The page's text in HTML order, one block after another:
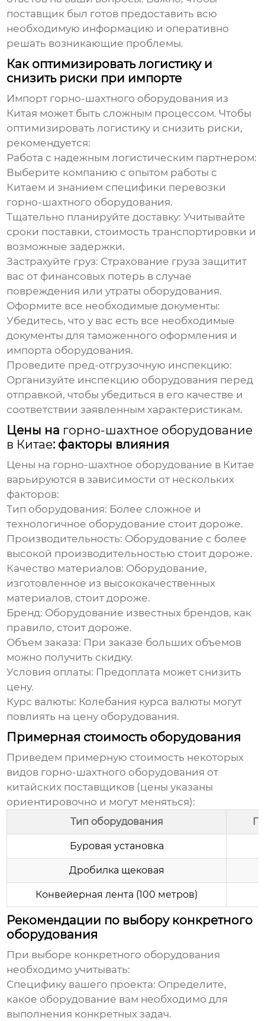
поставщик был готов предоставить всю
необходимую информацию и оперативно
решать возникающие проблемы.
Как оптимизировать логистику и
снизить риски при импорте
Импорт горно-шахтного оборудования из
Китая может быть сложным процессом. Чтобы
оптимизировать логистику и снизить риски,
рекомендуется:
Работа с надежным логистическим партнером:
Выберите компанию с опытом работы с
Китаем и знанием специфики перевозки
горно-шахтного оборудования.
Тщательно планируйте доставку: Учитывайте
сроки поставки, стоимость транспортировки и
возможные задержки.
Застрахуйте груз: Страхование груза защитит
вас от финансовых потерь в случае
повреждения или утраты оборудования.
Оформите все необходимые документы:
Убедитесь, что у вас есть все необходимые
документы для таможенного оформления и
импорта оборудования.
Проведите пред-отгрузочную инспекцию:
Организуйте инспекцию оборудования перед
отправкой, чтобы убедиться в его качестве и
соответствии заявленным характеристикам.
Цены на горно-шахтное оборудование
в Китае: факторы влияния
Цены на горно-шахтное оборудование в Китае
варьируются в зависимости от нескольких
факторов:
Тип оборудования: Более сложное и
технологичное оборудование стоит дороже.
Производительность: Оборудование с более
высокой производительностью стоит дороже.
Качество материалов: Оборудование,
изготовленное из высококачественных
материалов, стоит дороже.
Бренд: Оборудование известных брендов, как
правило, стоит дороже.
Объем заказа: При заказе больших объемов
можно получить скидку.
Условия оплаты: Предоплата может снизить
цену.
Курс валюты: Колебания курса валюты могут
повлиять на цену оборудования.
Примерная стоимость оборудования
Приведем примерную стоимость некоторых
видов горно-шахтного оборудования от
китайских поставщиков (цены указаны
ориентировочно и могут меняться):
Тип оборудования
Буровая установка
Дробилка щековая
Конвейерная лента (100 метров)
Рекомендации по выбору конкретного
оборудования
При выборе конкретного оборудования
необходимо учитывать:
Специфику вашего проекта: Определите,
какое оборудование вам необходимо для
выполнения конкретных задач.